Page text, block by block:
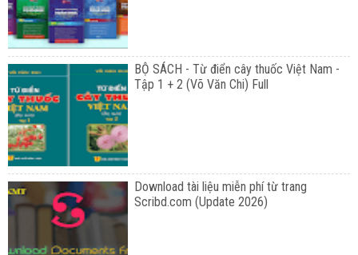
BỘ SÁCH - Từ điển cây thuốc Việt Nam -
Tập 1 + 2 (Võ Văn Chi) Full
Download tài liệu miễn phí từ trang
Scribd.com (Update 2026)